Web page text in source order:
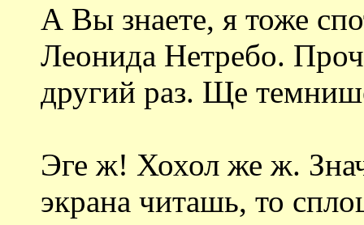
А Вы знаете, я тоже
Леонида Нетребо.
другий раз. Ще
Эге ж! Хохол же ж.
экрана читашь, то